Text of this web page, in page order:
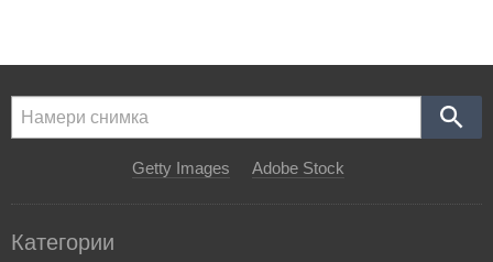
Getty Images Adobe Stock
Категории